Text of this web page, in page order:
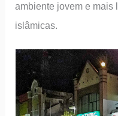
ambiente jovem e mais
islâmicas.